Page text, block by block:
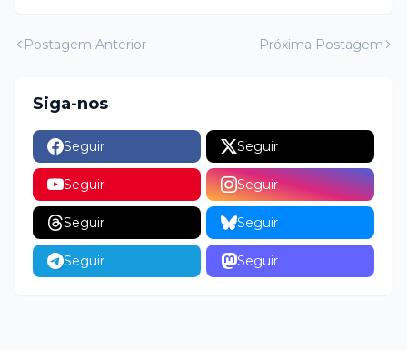
Postagem Anterior Próxima Postagem
Siga-nos
Seguir Seguir
Seguir Seguir
Seguir Seguir
Seguir Seguir